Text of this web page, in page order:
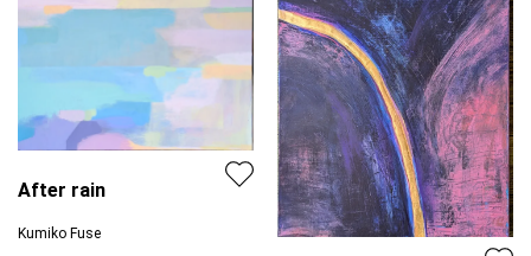
After rain
Kumiko Fuse